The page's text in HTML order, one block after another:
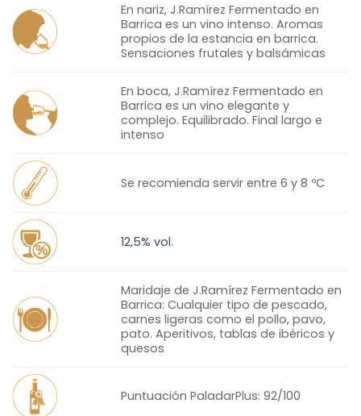
En nariz, J.Ramírez Fermentado en
Barrica es un vino intenso. Aromas
propios de la estancia en barrica.
Sensaciones frutales y balsámicas
En boca, J.Ramírez Fermentado en
Barrica es un vino elegante y
complejo. Equilibrado. Final largo e
intenso
Se recomienda servir entre 6 y 8 ºC
12,5% vol.
Maridaje de J.Ramírez Fermentado en
Barrica: Cualquier tipo de pescado,
carnes ligeras como el pollo, pavo,
pato. Aperitivos, tablas de ibéricos y
quesos
Puntuación PaladarPlus: 92/100